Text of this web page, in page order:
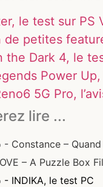
le test sur PS
de petites
the Dark 4, le
Power
5G Pro,
lire ...
- Constance –
– A Puzzle Box
- INDIKA, le test PC